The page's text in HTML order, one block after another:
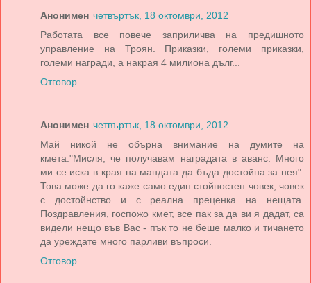
Анонимен четвъртък, 18 октомври, 2012
Работата все повече заприличва на предишното
управление на Троян. Приказки, големи приказки,
големи награди, а накрая 4 милиона дълг...
Отговор
Анонимен четвъртък, 18 октомври, 2012
Май никой не обърна внимание на думите на
кмета:"Мисля, че получавам наградата в аванс. Много
ми се иска в края на мандата да бъда достойна за нея".
Това може да го каже само един стойностен човек, човек
с достойнство и с реална преценка на нещата.
Поздравления, госпожо кмет, все пак за да ви я дадат, са
видели нещо във Вас - пък то не беше малко и тичането
да уреждате много парливи въпроси.
Отговор